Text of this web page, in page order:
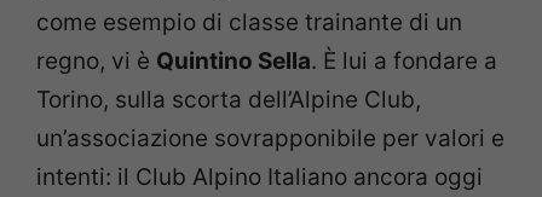
come esempio di classe trainante di un
regno, vi è Quintino Sella. È lui a fondare a
Torino, sulla scorta dell’Alpine Club,
un’associazione sovrapponibile per valori e
intenti: il Club Alpino Italiano ancora oggi